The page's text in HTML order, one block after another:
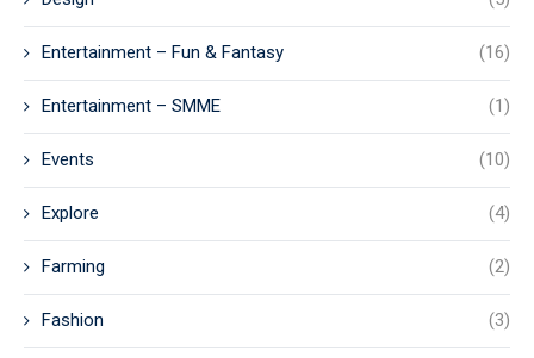
Entertainment – Fun & Fantasy (16)
Entertainment – SMME (1)
Events (10)
Explore (4)
Farming (2)
Fashion (3)